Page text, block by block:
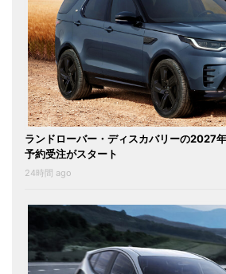
ランドローバー・ディスカバリーの2027
予約受注がスタート
24時間 ago